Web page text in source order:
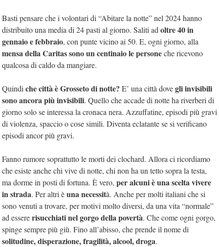
Basti pensare che i volontari di “Abitare la notte” nel 2024 hanno
distribuito una media di 24 pasti al giorno. Saliti ad oltre 40 in
gennaio e febbraio, con punte vicino ai 50. E, ogni giorno, alla
mensa della Caritas sono un centinaio le personeche ricevono
qualcosa di caldo da mangiare.
Quindi che città è Grosseto di notte? E’ una città dovegli invisibili
sono ancora più invisibili. Quello che accade di notte ha riverberi di
giorno solo se interessa la cronaca nera. Azzuffatine, episodi più gravi
di violenza, spaccio o cose simili. Diventa eclatante se si verificano
episodi ancor più gravi.
Fanno rumore soprattutto le morti dei clochard. Allora ci ricordiamo
che esiste anche chi vive di notte, chi non ha un tetto sopra la testa,
ma dorme in posti di fortuna. È vero, per alcuni è una scelta vivere
in strada. Per altri èuna necessità. Anche per molti italiani che si
sono venuti a trovare, per motivi molto diversi, da una vita “normale”
ad essererisucchiati nel gorgo della povertà. Che come ogni gorgo,
spinge sempre più giù. Fino all’abisso, che prende il nome di
solitudine, disperazione, fragilità, alcool, droga.